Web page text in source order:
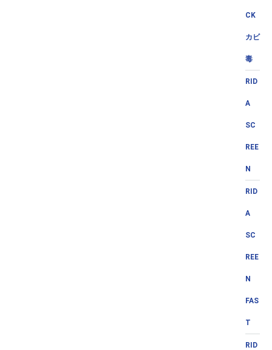
CK
カビ
毒
RID
A
SC
REE
N
RID
A
SC
REE
N
FAS
T
RID